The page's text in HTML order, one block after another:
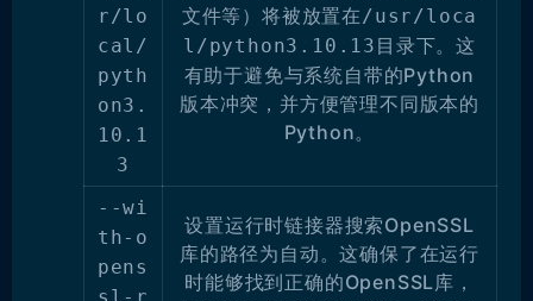
r/lo
cal/
pyth
on3.
10.1
3
文件等）将被放置在/usr/loca
l/python3.10.13 目录下。这
有助于避免与系统自带的Python
版本冲突，并方便管理不同版本的
Python。
--wi
th-o
pens
设置运行时链接器搜索OpenSSL
库的路径为自动。这确保了在运行
时能够找到正确的OpenSSL库，